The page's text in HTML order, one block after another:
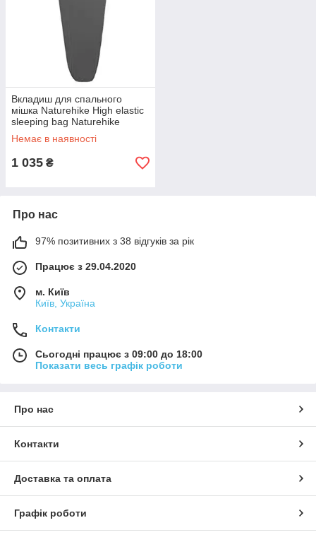
Вкладиш для спального
мішка Naturehike High elastic
sleeping bag Naturehike
NH17N002-D графіт
Немає в наявності
1 035 ₴
Про нас
97% позитивних з 38 відгуків за рік
Працює з 29.04.2020
м. Київ
Київ, Україна
Контакти
Сьогодні працює з 09:00 до 18:00
Показати весь графік роботи
Про нас
Контакти
Доставка та оплата
Графік роботи